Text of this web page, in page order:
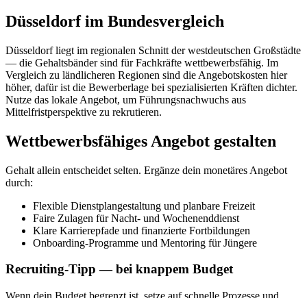
Düsseldorf im Bundesvergleich
Düsseldorf liegt im regionalen Schnitt der westdeutschen Großstädte
— die Gehaltsbänder sind für Fachkräfte wettbewerbsfähig. Im
Vergleich zu ländlicheren Regionen sind die Angebotskosten hier
höher, dafür ist die Bewerberlage bei spezialisierten Kräften dichter.
Nutze das lokale Angebot, um Führungsnachwuchs aus
Mittelfristperspektive zu rekrutieren.
Wettbewerbsfähiges Angebot gestalten
Gehalt allein entscheidet selten. Ergänze dein monetäres Angebot
durch:
Flexible Dienstplangestaltung und planbare Freizeit
Faire Zulagen für Nacht- und Wochenenddienst
Klare Karrierepfade und finanzierte Fortbildungen
Onboarding-Programme und Mentoring für Jüngere
Recruiting-Tipp — bei knappem Budget